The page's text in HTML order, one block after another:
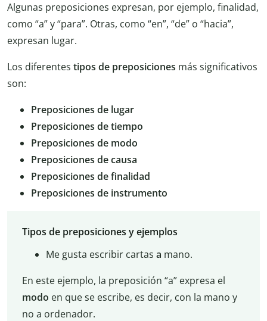
Algunas preposiciones expresan, por ejemplo, finalidad,
como “a” y “para”. Otras, como “en”, “de” o “hacia”,
expresan lugar.
Los diferentes tipos de preposiciones más significativos
son:
Preposiciones de lugar
Preposiciones de tiempo
Preposiciones de modo
Preposiciones de causa
Preposiciones de finalidad
Preposiciones de instrumento
Tipos de preposiciones y ejemplos
Me gusta escribir cartas a mano.
En este ejemplo, la preposición “a” expresa el
modo en que se escribe, es decir, con la mano y
no a ordenador.